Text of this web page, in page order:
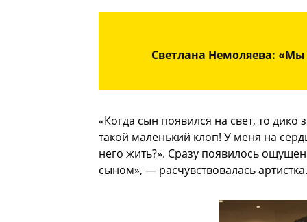
Светлана Немоляева:
«Когда сын появился на свет, то
такой маленький клоп! У меня на
него жить?». Сразу появилось
сыном», — расчувствовалась артистка.